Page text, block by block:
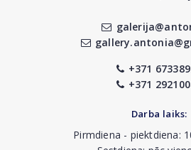
+371
+371
Darba laiks:
Pirmdiena - piektdiena: